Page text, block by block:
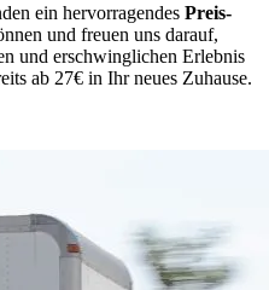
ein hervorragendes Preis-
und freuen uns darauf,
und erschwinglichen Erlebnis
ab 27€ in Ihr neues Zuhause.